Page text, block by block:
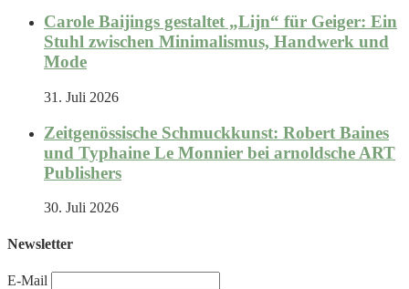
Carole Baijings gestaltet „Lijn“ für Geiger: Ein
Stuhl zwischen Minimalismus, Handwerk und
Mode
31. Juli 2026
Zeitgenössische Schmuckkunst: Robert Baines
und Typhaine Le Monnier bei arnoldsche ART
Publishers
30. Juli 2026
Newsletter
E-Mail